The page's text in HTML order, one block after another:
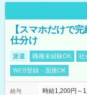
【スマホだけで
仕分け
派遣 職種未経験OK 社
WEB登録・面接OK
給与 時給1,200円～